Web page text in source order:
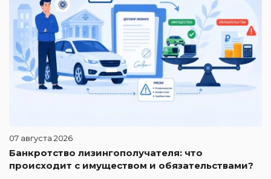
07 августа 2026
Банкротство лизингополучателя: что
происходит с имуществом и обязательствами?